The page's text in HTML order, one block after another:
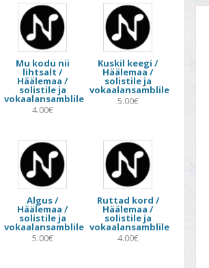
Mu kodu nii
lihtsalt /
Häälemaa /
solistile ja
vokaalansamblile
4.00€
Kuskil keegi /
Häälemaa /
solistile ja
vokaalansamblile
5.00€
Algus /
Häälemaa /
solistile ja
vokaalansamblile
5.00€
Ruttad kord /
Häälemaa /
solistile ja
vokaalansamblile
4.00€